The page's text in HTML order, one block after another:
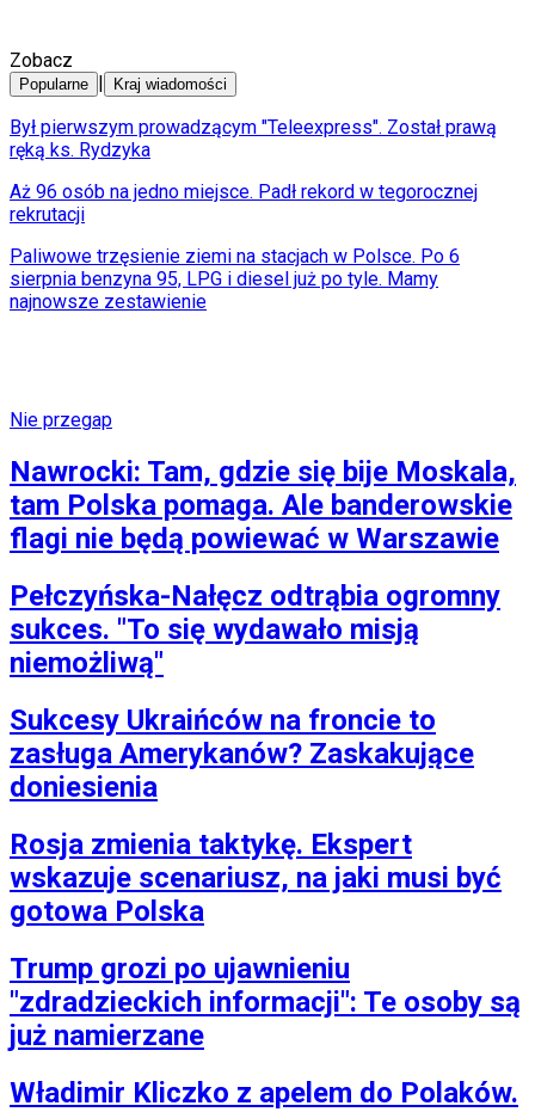
Zobacz
Popularne Kraj wiadomości
Był pierwszym prowadzącym "Teleexpress". Został prawą
ręką ks. Rydzyka
Aż 96 osób na jedno miejsce. Padł rekord w tegorocznej
rekrutacji
Paliwowe trzęsienie ziemi na stacjach w Polsce. Po 6
sierpnia benzyna 95, LPG i diesel już po tyle. Mamy
najnowsze zestawienie
Nie przegap
Nawrocki: Tam, gdzie się bije Moskala,
tam Polska pomaga. Ale banderowskie
flagi nie będą powiewać w Warszawie
Pełczyńska-Nałęcz odtrąbia ogromny
sukces. "To się wydawało misją
niemożliwą"
Sukcesy Ukraińców na froncie to
zasługa Amerykanów? Zaskakujące
doniesienia
Rosja zmienia taktykę. Ekspert
wskazuje scenariusz, na jaki musi być
gotowa Polska
Trump grozi po ujawnieniu
"zdradzieckich informacji": Te osoby są
już namierzane
Władimir Kliczko z apelem do Polaków.